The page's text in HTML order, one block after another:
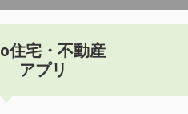
住宅・不動産
アプリ